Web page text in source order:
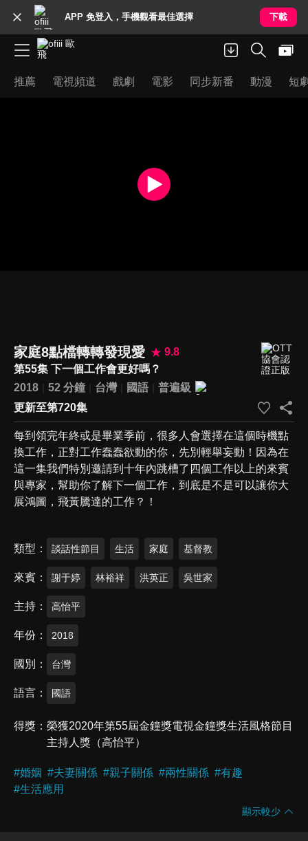
APP 免登入，手機觀看最佳選擇 下載
推薦 電視頻道 戲劇 電影 同步新番 動漫 短
家庭8點檔轉轉發現愛
9.8
第55集 下一個工作會更好嗎？
2018
52 分鐘 台灣 國語
普遍級
更新至第720集
每到領完年終或是畢業季前，很多人會選擇在這個時機點
換工作，正對工作蠢蠢欲動的你，先別輕舉妄動！因為在
這一集我們特別邀請到十年內跳槽了四個工作以上的來賓
與專家，幫助你了解下一個工作，到底是不是可以讓你大
展鴻圖，飛黃騰達的工作？！
類型 談話性節目 生活 家庭 基督教
來賓 謝于婷 林裕祥 洪英正 吳世家
主持 高怡平
年份 2018
國別 台灣
語言 國語
得獎
榮獲2020年第55屆金鐘獎電視金鐘獎生活風格節目
主持人獎（高怡平）
#婚姻 #夫妻關係 #親子關係 #兩性關係 #有趣
#生活應用
顯示較少